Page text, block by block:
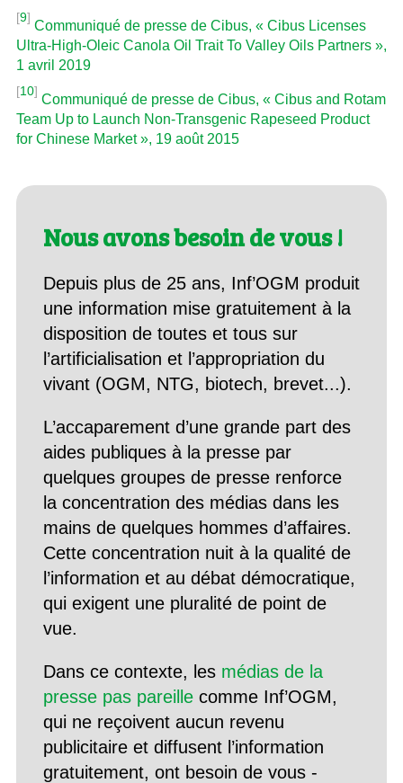
[9]
Communiqué de presse de Cibus, « Cibus Licenses
Ultra-High-Oleic Canola Oil Trait To Valley Oils Partners »,
1 avril 2019
[10]
Communiqué de presse de Cibus, « Cibus and Rotam
Team Up to Launch Non-Transgenic Rapeseed Product
for Chinese Market », 19 août 2015
Nous avons besoin de vous !
Depuis plus de 25 ans, Inf’OGM produit
une information mise gratuitement à la
disposition de toutes et tous sur
l’artificialisation et l’appropriation du
vivant (OGM, NTG, biotech, brevet...).
L’accaparement d’une grande part des
aides publiques à la presse par
quelques groupes de presse renforce
la concentration des médias dans les
mains de quelques hommes d’affaires.
Cette concentration nuit à la qualité de
l’information et au débat démocratique,
qui exigent une pluralité de point de
vue.
Dans ce contexte, les médias de la
presse pas pareillecomme Inf’OGM,
qui ne reçoivent aucun revenu
publicitaire et diffusent l’information
gratuitement, ont besoin de vous -